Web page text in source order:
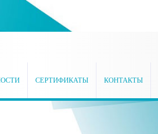
СЕРТИФИКАТЫ КОНТАКТЫ